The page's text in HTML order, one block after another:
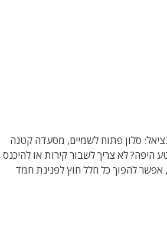
סלון פתוח לשמיים, מסעדה קטנה
לא צריך לשבור קירות או להיכנס
אפשר להפוך כל חלל חוץ לפנינת חמד